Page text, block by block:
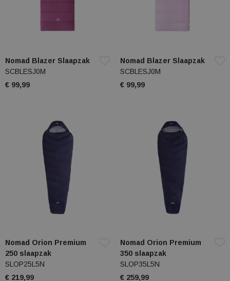
Nomad Blazer Slaapzak
SCBLESJ0M
€ 99,99
Nomad Blazer Slaapzak
SCBLESJ0M
€ 99,99
Nomad Orion Premium
250 slaapzak
SLOP25L5N
€ 219,99
Nomad Orion Premium
350 slaapzak
SLOP35L5N
€ 259,99